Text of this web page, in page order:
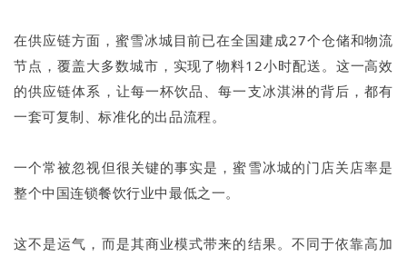
在供应链方面，蜜雪冰城目前已在全国建成27个仓储和物流
节点，覆盖大多数城市，实现了物料12小时配送。这一高效
的供应链体系，让每一杯饮品、每一支冰淇淋的背后，都有
一套可复制、标准化的出品流程。
一个常被忽视但很关键的事实是，蜜雪冰城的门店关店率是
整个中国连锁餐饮行业中最低之一。
这不是运气，而是其商业模式带来的结果。不同于依靠高加